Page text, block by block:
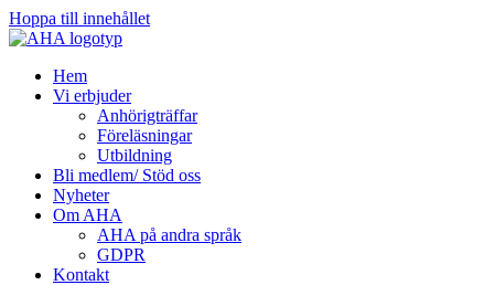
Hoppa till innehållet
Hem
Vi erbjuder
Anhörigträffar
Föreläsningar
Utbildning
Bli medlem/ Stöd oss
Nyheter
Om AHA
AHA på andra språk
GDPR
Kontakt